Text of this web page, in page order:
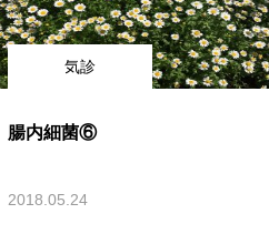
気診
腸内細菌⑥
2018.05.24